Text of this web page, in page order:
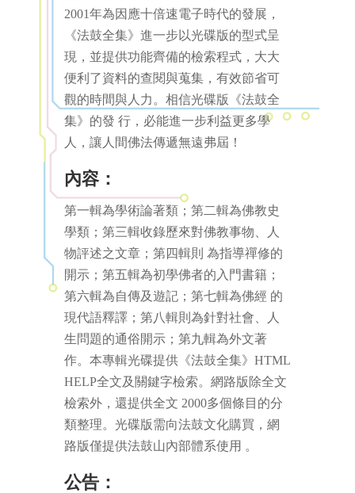
2001年為因應十倍速電子時代的發展，
《法鼓全集》進一步以光碟版的型式呈
現，並提供功能齊備的檢索程式，大大
便利了資料的查閱與蒐集，有效節省可
觀的時間與人力。相信光碟版《法鼓全
集》的發 行，必能進一步利益更多學
人，讓人間佛法傳遞無遠弗屆！
內容：
第一輯為學術論著類；第二輯為佛教史
學類；第三輯收錄歷來對佛教事物、人
物評述之文章；第四輯則 為指導禪修的
開示；第五輯為初學佛者的入門書籍；
第六輯為自傳及遊記；第七輯為佛經 的
現代語釋譯；第八輯則為針對社會、人
生問題的通俗開示；第九輯為外文著
作。本專輯光碟提供《法鼓全集》HTML
HELP全文及關鍵字檢索。網路版除全文
檢索外，還提供全文 2000多個條目的分
類整理。光碟版需向法鼓文化購買，網
路版僅提供法鼓山內部體系使用 。
公告：